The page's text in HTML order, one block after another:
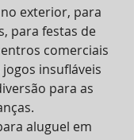
exterior, para
para festas de
comerciais
insufláveis
para as
aluguel em